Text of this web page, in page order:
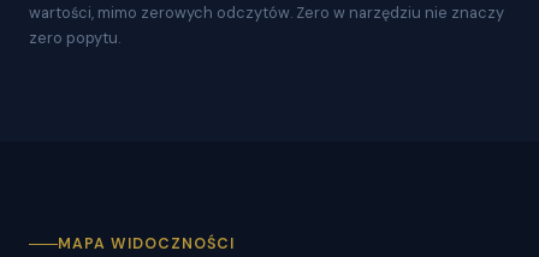
wartości, mimo zerowych odczytów. Zero w narzędziu nie znaczy
zero popytu.
MAPA WIDOCZNOŚCI